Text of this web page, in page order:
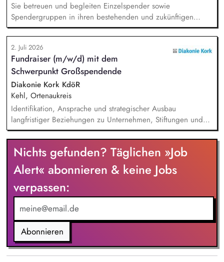
Sie betreuen und begleiten Einzelspender sowie
Spendergruppen in ihren bestehenden und zukünftigen
Projektpartnerschaften (Kooperationsprojekte zwischen
deutschen Spendergruppen und internationalen
Entwicklungshilfeprojekten) und fördern den Aufbau
langfristiger, vertrauensvoller Beziehungen.
Spenderbetreuung - Kommunikation und Abstimmung zu
Projekten, Budgets und Spendenaufkommen; Identifikation
geeigneter Projekte, deeskalierende Kommunikation bei
Problemen mit Projekten in enger Abstimmung mit dem
Vorstand und beteiligten Kolleg/innen.
2. Juli 2026
Fundraiser (m/w/d) mit dem
Schwerpunkt Großspendende
Diakonie Kork KdöR
Kehl, Ortenaukreis
Identifikation, Ansprache und strategischer Ausbau
langfristiger Beziehungen zu Unternehmen, Stiftungen und
vermögenden Privatpersonen. Entwicklung und Umsetzung
individueller Förderstrategien (Major Donor Journeys).
Planung, Organisation und Durchführung von exklusiven
Fundraising-Veranstaltungen. Strategische Beratung und
Begleitung der Geschäftsleitung sowie der Gremien bei
hochrangigen Spenderterminen und der direkten Ansprache.
Nichts gefunden? Täglichen »Job
Alert« abonnieren & keine Jobs
verpassen:
Abonnieren